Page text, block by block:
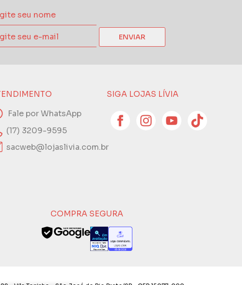
ENVIAR
Fale por WhatsApp
(17) 3209-9595
sacweb@lojaslivia.com.br
SIGA LOJAS LÍVIA
COMPRA SEGURA